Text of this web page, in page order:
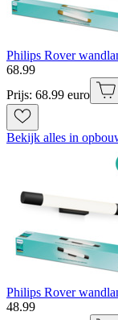
Philips Rover
68.99
Prijs: 68.99 euro
Bekijk alles in
Philips Rover
48.99